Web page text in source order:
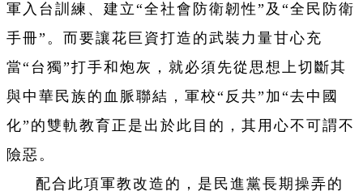
軍入台訓練、建立“全社會防衛韌性”及“全民防衛
手冊”。而要讓花巨資打造的武裝力量甘心充
當“台獨”打手和炮灰，就必須先從思想上切斷其
與中華民族的血脈聯結，軍校“反共”加“去中國
化”的雙軌教育正是出於此目的，其用心不可謂不
險惡。
配合此項軍教改造的，是民進黨長期操弄的